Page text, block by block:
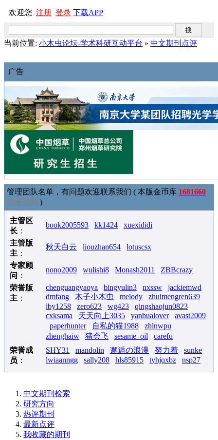
欢迎您 注册 登录 下载APP
当前位置: 小木虫论坛-学术科研互动平台 » 中文期刊点评
广告
管理团队名单，有问题欢迎联系我们 ( 本版金币库 1681660
我要赞助 )
主管区
长 ：
book2005593 kk1424 xuexididi
主管版
主 ：
秋天白云 liouzhan654 lotuscsx
专家顾
问 ：
nono2009 wulishi8 Monash2011 ZBBcrazy
荣誉版
主 ：
chenguangyaoya bingyulin3 nxssw
jackiemwd
dmfang
木子小木虫 melody
zhuimengren639
lby1258
zero623 wg423
qingshaojun0823
cxksama
天天向上3035 yanhualover
avast2009
paperhunter
自私的猫1988
zhlnwpu
zhenghaiw
猪会飞 sesame_oil
carefu
荣誉成
员 ：
SHY31 mandolin 邂逅の浪漫 努力着
sunke
lwiaanngg
sally208 hls85915 tyhjqxbz nsp27
中文期刊检索
研究方向
热评期刊
最新点评
我收藏的期刊